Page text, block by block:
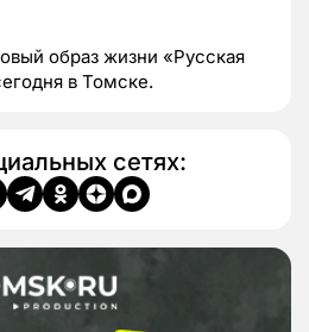
образ жизни «Русская
в Томске.
сетях: